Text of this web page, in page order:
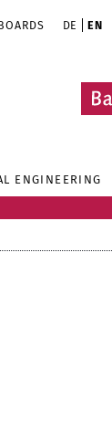
DE EN
ENGINEERING